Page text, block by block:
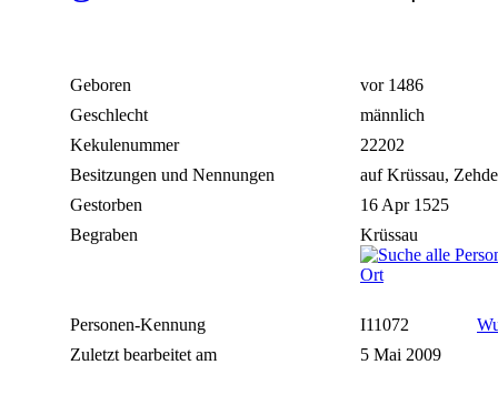
Geboren
vor 1486
Geschlecht
männlich
Kekulenummer
22202
Besitzungen und Nennungen
auf Krüssau,
Gestorben
16 Apr 1525
Begraben
Krüssau
Personen-Kennung I11072
Zuletzt bearbeitet am
5 Mai 2009